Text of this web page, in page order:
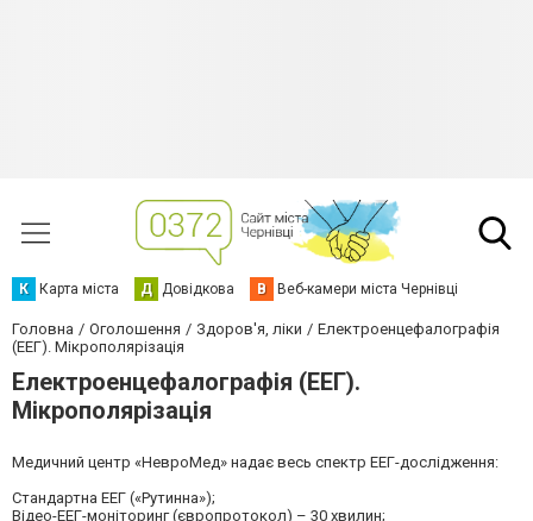
К Карта міста Д Довідкова В Веб-камери міста Чернівці
Головна Оголошення Здоров'я, ліки
Електроенцефалографія
(ЕЕГ). Мікрополярізація
Електроенцефалографія (ЕЕГ).
Мікрополярізація
Медичний центр «НевроМед» надає весь спектр ЕЕГ-дослідження:
Стандартна ЕЕГ («Рутинна»);
Відео-ЕЕГ-моніторинг (європротокол) – 30 хвилин;